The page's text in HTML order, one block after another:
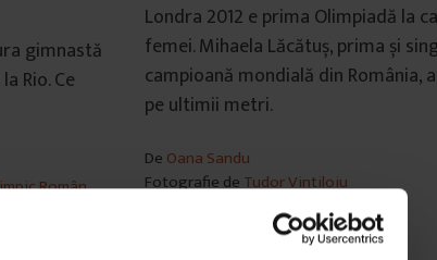
gimnastă
Rio. Ce
Român
Londra 2012 e prima Olimpiadă la
femei. Mihaela Lăcătuș, prima și
campioană mondială din România,
pe ultimii metri.
De Oana Sandu
Fotografie deTudor Vintiloiu
Timp de citire: 13 minute